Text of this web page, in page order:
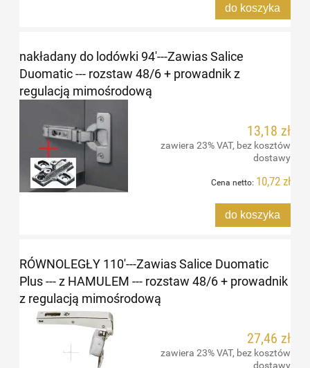
do koszyka
nakładany do lodówki 94'---Zawias Salice
Duomatic --- rozstaw 48/6 + prowadnik z
regulacją mimośrodową
13,18 zł
zawiera 23% VAT, bez kosztów
dostawy
Cena netto: 10,72 zł
do koszyka
RÓWNOLEGŁY 110'---Zawias Salice Duomatic
Plus --- z HAMULEM --- rozstaw 48/6 + prowadnik
z regulacją mimośrodową
27,46 zł
zawiera 23% VAT, bez kosztów
dostawy